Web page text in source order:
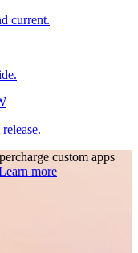
current.
custom apps
more